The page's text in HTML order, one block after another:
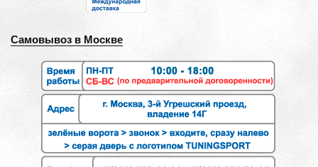
Самовывоз в Москве